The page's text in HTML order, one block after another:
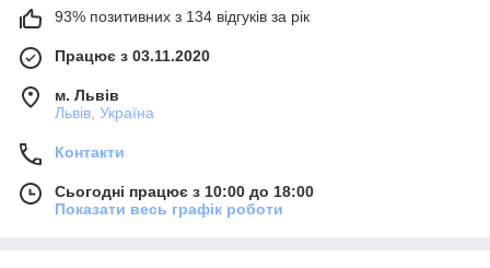
93% позитивних з 134 відгуків за рік
Працює з 03.11.2020
м. Львів
Львів, Україна
Контакти
Сьогодні працює з 10:00 до 18:00
Показати весь графік роботи